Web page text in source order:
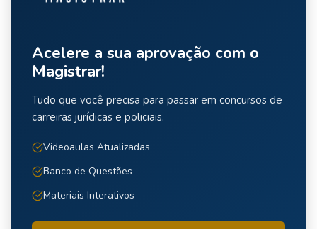
Acelere a sua aprovação com o
Magistrar!
Tudo que você precisa para passar em concursos de
carreiras jurídicas e policiais.
Videoaulas Atualizadas
Banco de Questões
Materiais Interativos